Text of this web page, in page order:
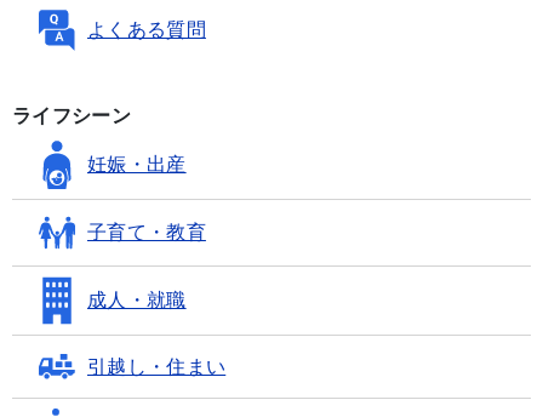
よくある質問
ライフシーン
妊娠・出産
子育て・教育
成人・就職
引越し・住まい